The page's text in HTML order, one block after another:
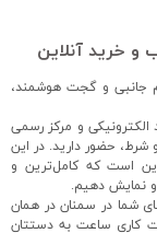
و خرید آنلاین
جانبی و گجت هوشمند،
الکترونیکی و مرکز رسمی
حضور دارید. در این
است که کامل‌ترین و
و نمایش دهیم.
شما در سمنان در همان
خارج از سمنان، بین 24 تا حداکثر72ساعت کاری ساعت به دستتان